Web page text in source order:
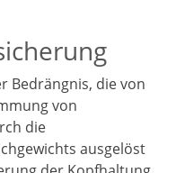
Bedrängnis, die von
von
die
ausgelöst